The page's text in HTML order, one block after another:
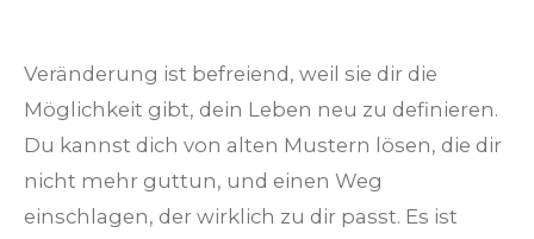
Veränderung ist befreiend, weil sie dir die
Möglichkeit gibt, dein Leben neu zu definieren.
Du kannst dich von alten Mustern lösen, die dir
nicht mehr guttun, und einen Weg
einschlagen, der wirklich zu dir passt. Es ist